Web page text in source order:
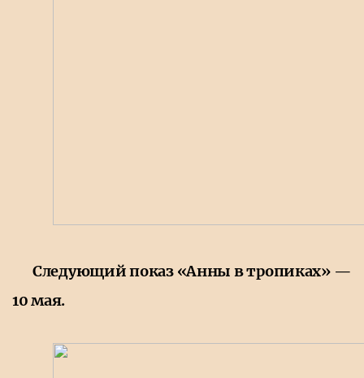
Следующий показ «Анны в тропиках» —
10 мая.